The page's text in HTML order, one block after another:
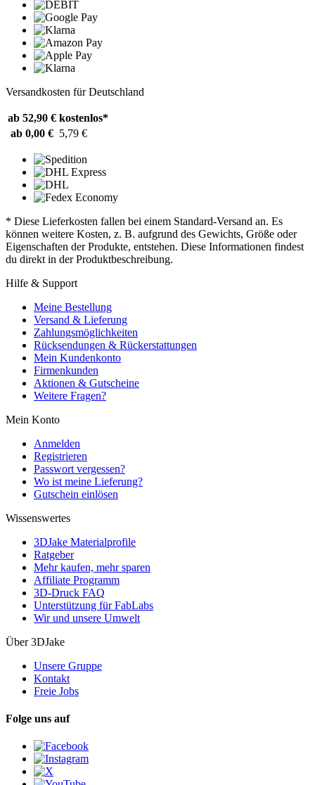
Versandkosten für Deutschland
ab 52,90 € kostenlos*
ab 0,00 € 5,79 €
* Diese Lieferkosten fallen bei einem Standard-Versand an. Es
können weitere Kosten, z. B. aufgrund des Gewichts, Größe oder
Eigenschaften der Produkte, entstehen. Diese Informationen findest
du direkt in der Produktbeschreibung.
Hilfe & Support
Meine Bestellung
Versand & Lieferung
Zahlungsmöglichkeiten
Rücksendungen & Rückerstattungen
Mein Kundenkonto
Firmenkunden
Aktionen & Gutscheine
Weitere Fragen?
Mein Konto
Anmelden
Registrieren
Passwort vergessen?
Wo ist meine Lieferung?
Gutschein einlösen
Wissenswertes
3DJake Materialprofile
Ratgeber
Mehr kaufen, mehr sparen
Affiliate Programm
3D-Druck FAQ
Unterstützung für FabLabs
Wir und unsere Umwelt
Über 3DJake
Unsere Gruppe
Kontakt
Freie Jobs
Folge uns auf